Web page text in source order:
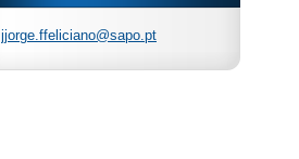
jjorge.ffeliciano@sapo.pt